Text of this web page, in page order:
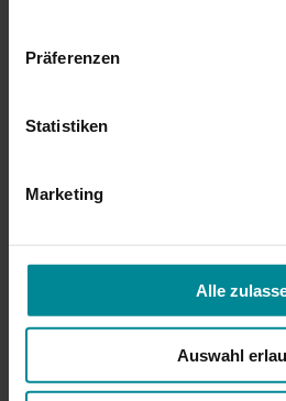
Präferenzen
Statistiken
Marketing
Alle
Auswahl
Zellregeneration und
Lage
Adresse
Bahnhofstraße 8
82229 Seefeld-